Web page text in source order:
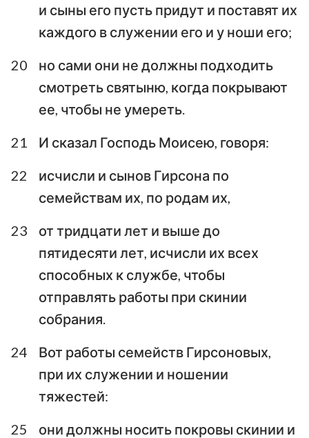
и сыны его пусть придут и поставят их
каждого в служении его и у ноши его;
20
но сами они не должны подходить
смотреть святыню, когда покрывают
ее, чтобы не умереть.
21
И сказал Господь Моисею, говоря:
22
исчисли и сынов Гирсона по
семействам их, по родам их,
23
от тридцати лет и выше до
пятидесяти лет, исчисли их всех
способных к службе, чтобы
отправлять работы при скинии
собрания.
24
Вот работы семейств Гирсоновых,
при их служении и ношении
тяжестей:
25
они должны носить покровы скинии и